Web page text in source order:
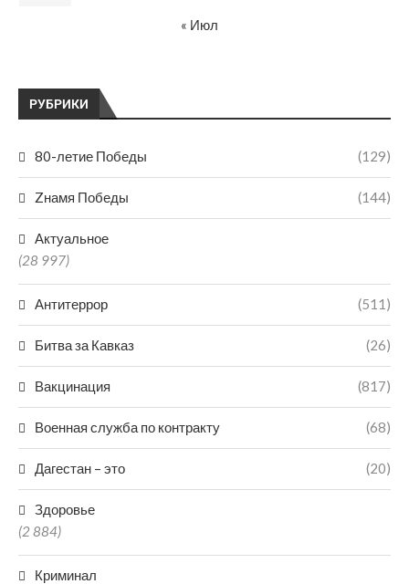
РУБРИКИ
80-летие Победы (129)
Zнамя Победы (144)
Актуальное
(28 997)
Антитеррор (511)
Битва за Кавказ (26)
Вакцинация (817)
Военная служба по контракту (68)
Дагестан – это (20)
Здоровье
(2 884)
Криминал
« Июл